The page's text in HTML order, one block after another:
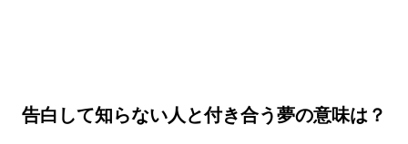
告白して知らない人と付き合う夢の意味は？